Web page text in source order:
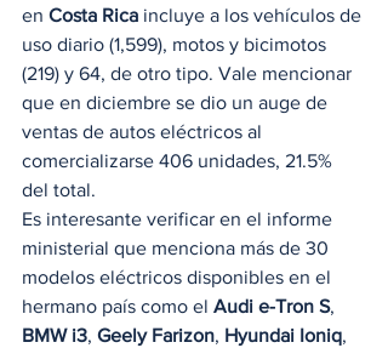
en Costa Rica incluye a los vehículos de
uso diario (1,599), motos y bicimotos
(219) y 64, de otro tipo. Vale mencionar
que en diciembre se dio un auge de
ventas de autos eléctricos al
comercializarse 406 unidades, 21.5%
del total.
Es interesante verificar en el informe
ministerial que menciona más de 30
modelos eléctricos disponibles en el
hermano país como el Audi e-Tron S,
BMW i3, Geely Farizon, Hyundai Ioniq,